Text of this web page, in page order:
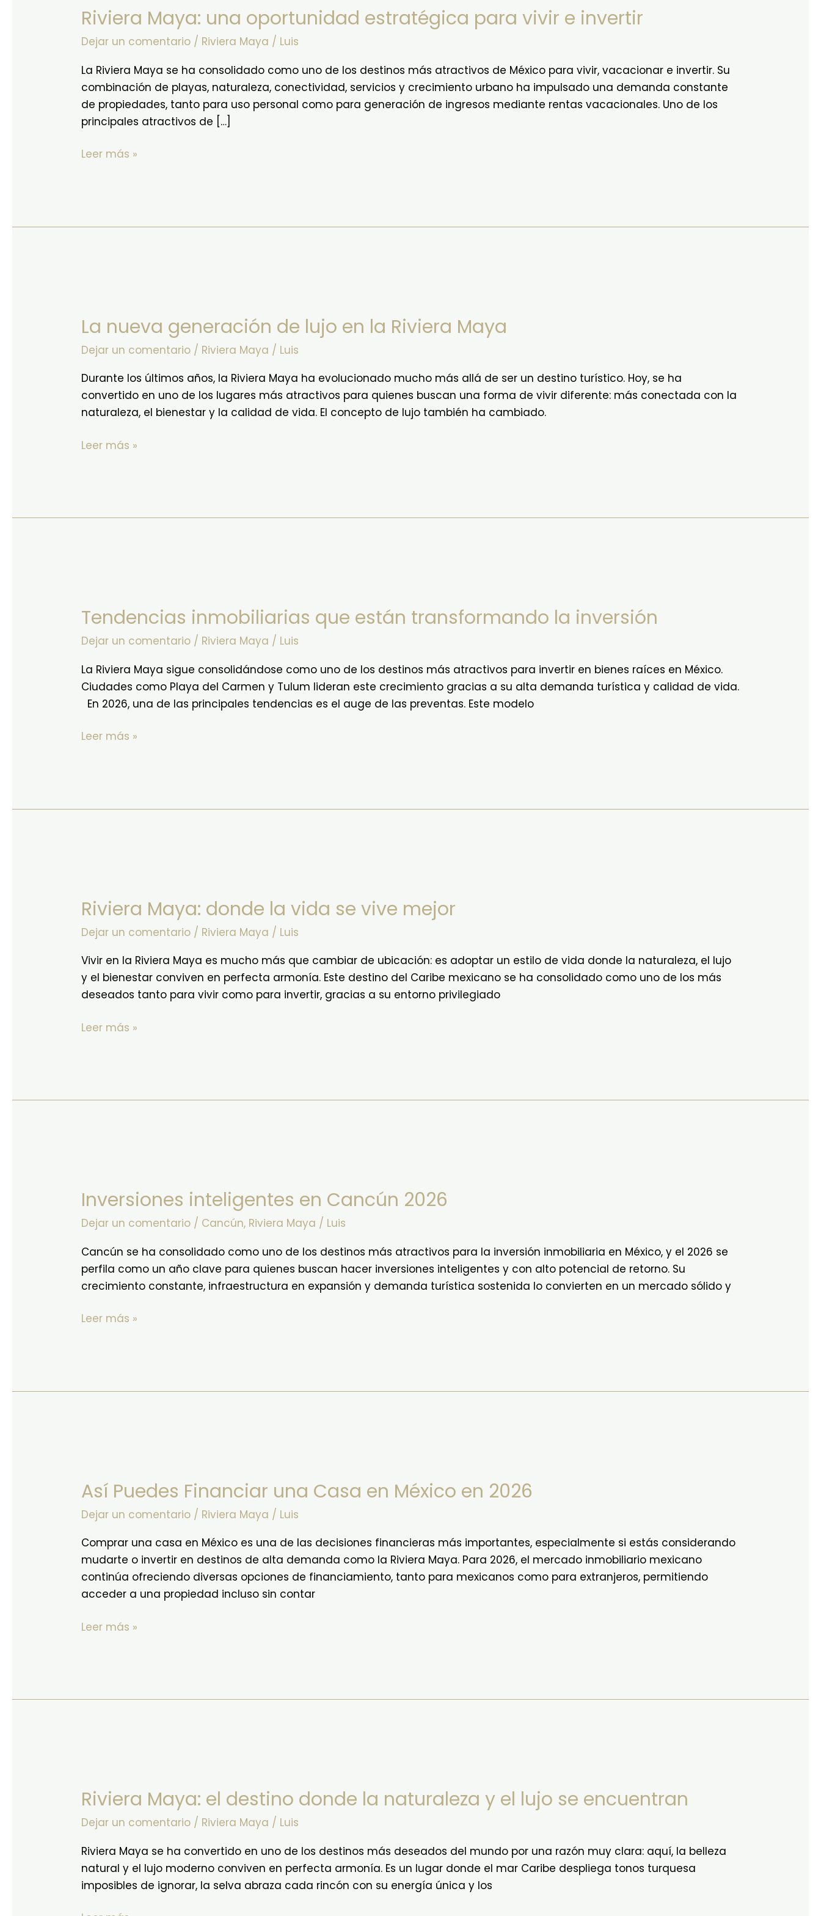
Riviera Maya: una oportunidad estratégica para vivir e invertir
Dejar un comentario / Riviera Maya / Luis
La Riviera Maya se ha consolidado como uno de los destinos más atractivos de México para vivir, vacacionar e invertir. Su
combinación de playas, naturaleza, conectividad, servicios y crecimiento urbano ha impulsado una demanda constante
de propiedades, tanto para uso personal como para generación de ingresos mediante rentas vacacionales. Uno de los
principales atractivos de […]
una
estratégica
para
vivir
e
invertir
Leer más »
La nueva generación de lujo en la Riviera Maya
Dejar un comentario / Riviera Maya / Luis
Durante los últimos años, la Riviera Maya ha evolucionado mucho más allá de ser un destino turístico. Hoy, se ha
convertido en uno de los lugares más atractivos para quienes buscan una forma de vivir diferente: más conectada con la
naturaleza, el bienestar y la calidad de vida. El concepto de lujo también ha cambiado.
generación
lujo
en
la
Riviera
Leer más »
Tendencias inmobiliarias que están transformando la inversión
Dejar un comentario / Riviera Maya / Luis
La Riviera Maya sigue consolidándose como uno de los destinos más atractivos para invertir en bienes raíces en México.
Ciudades como Playa del Carmen y Tulum lideran este crecimiento gracias a su alta demanda turística y calidad de vida.
En 2026, una de las principales tendencias es el auge de las preventas. Este modelo
que
transformando
la
inversión
Leer más »
Riviera Maya: donde la vida se vive mejor
Dejar un comentario / Riviera Maya / Luis
Vivir en la Riviera Maya es mucho más que cambiar de ubicación: es adoptar un estilo de vida donde la naturaleza, el lujo
y el bienestar conviven en perfecta armonía. Este destino del Caribe mexicano se ha consolidado como uno de los más
deseados tanto para vivir como para invertir, gracias a su entorno privilegiado
donde
vida
se
vive
mejor
Leer más »
Inversiones inteligentes en Cancún 2026
Dejar un comentario / Cancún, Riviera Maya / Luis
Cancún se ha consolidado como uno de los destinos más atractivos para la inversión inmobiliaria en México, y el 2026 se
perfila como un año clave para quienes buscan hacer inversiones inteligentes y con alto potencial de retorno. Su
crecimiento constante, infraestructura en expansión y demanda turística sostenida lo convierten en un mercado sólido y
en
Cancún
2026
Leer más »
Así Puedes Financiar una Casa en México en 2026
Dejar un comentario / Riviera Maya / Luis
Comprar una casa en México es una de las decisiones financieras más importantes, especialmente si estás considerando
mudarte o invertir en destinos de alta demanda como la Riviera Maya. Para 2026, el mercado inmobiliario mexicano
continúa ofreciendo diversas opciones de financiamiento, tanto para mexicanos como para extranjeros, permitiendo
acceder a una propiedad incluso sin contar
Financiar
Casa
en
México
en
2026
Leer más »
Riviera Maya: el destino donde la naturaleza y el lujo se encuentran
Dejar un comentario / Riviera Maya / Luis
Riviera Maya se ha convertido en uno de los destinos más deseados del mundo por una razón muy clara: aquí, la belleza
natural y el lujo moderno conviven en perfecta armonía. Es un lugar donde el mar Caribe despliega tonos turquesa
imposibles de ignorar, la selva abraza cada rincón con su energía única y los
el
destino
donde
la
naturaleza
y